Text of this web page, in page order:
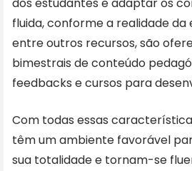
fluida, conforme a realidade da
entre outros recursos, são
bimestrais de conteúdo
feedbacks e cursos para
Com todas essas
têm um ambiente favorável
sua totalidade e tornam-se